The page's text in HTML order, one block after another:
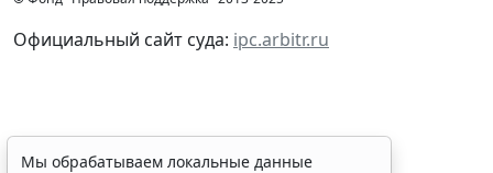
Официальный сайт суда: ipc.arbitr.ru
Мы обрабатываем локальные данные